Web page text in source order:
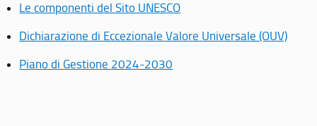
Le componenti del Sito UNESCO
Dichiarazione di Eccezionale Valore Universale (OUV)
Piano di Gestione 2024-2030